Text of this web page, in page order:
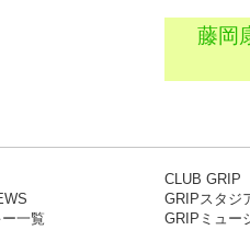
藤岡
一覧
CLUB GRIP
GRIPスタジ
GRIPミュー